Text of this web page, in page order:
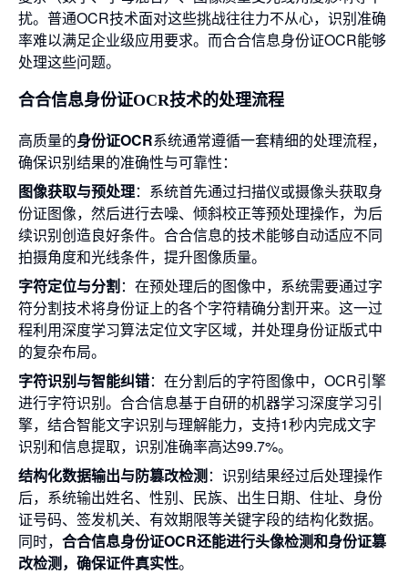
扰。普通OCR技术面对这些挑战往往力不从心，识别准确
率难以满足企业级应用要求。而合合信息身份证OCR能够
处理这些问题。
合合信息身份证OCR技术的处理流程
高质量的身份证OCR系统通常遵循一套精细的处理流程，
确保识别结果的准确性与可靠性：
图像获取与预处理：系统首先通过扫描仪或摄像头获取身
份证图像，然后进行去噪、倾斜校正等预处理操作，为后
续识别创造良好条件。合合信息的技术能够自动适应不同
拍摄角度和光线条件，提升图像质量。
字符定位与分割：在预处理后的图像中，系统需要通过字
符分割技术将身份证上的各个字符精确分割开来。这一过
程利用深度学习算法定位文字区域，并处理身份证版式中
的复杂布局。
字符识别与智能纠错：在分割后的字符图像中，OCR引擎
进行字符识别。合合信息基于自研的机器学习深度学习引
擎，结合智能文字识别与理解能力，支持1秒内完成文字
识别和信息提取，识别准确率高达99.7%。
结构化数据输出与防篡改检测：识别结果经过后处理操作
后，系统输出姓名、性别、民族、出生日期、住址、身份
证号码、签发机关、有效期限等关键字段的结构化数据。
同时， 合合信息身份证OCR还能进行头像检测和身份证篡
改检测，确保证件真实性。